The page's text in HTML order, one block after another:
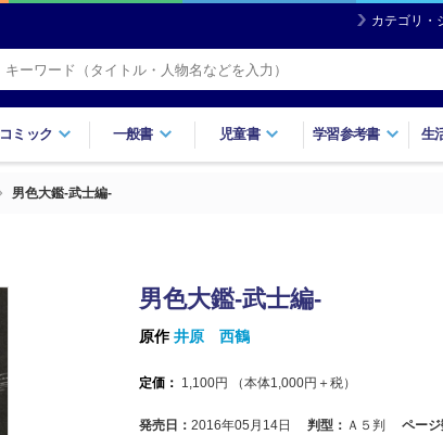
カテゴリ・
コミック 一般書 児童書 学習参考書 生
男色大鑑-武士編-
男色大鑑-武士編-
原作井原 西鶴
定価： 1,100円 （本体1,000円＋税）
発売日： 2016年05月14日 判型： Ａ５判 ページ